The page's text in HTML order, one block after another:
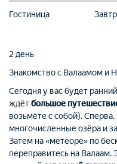
Гостиница
2 день
Знакомство с Валаамом и
Сегодня у вас будет
ждётбольшое
возьмёте с собой).
многочисленные озёра и
Затем на «метеоре» по
переправитесь на Валаам.